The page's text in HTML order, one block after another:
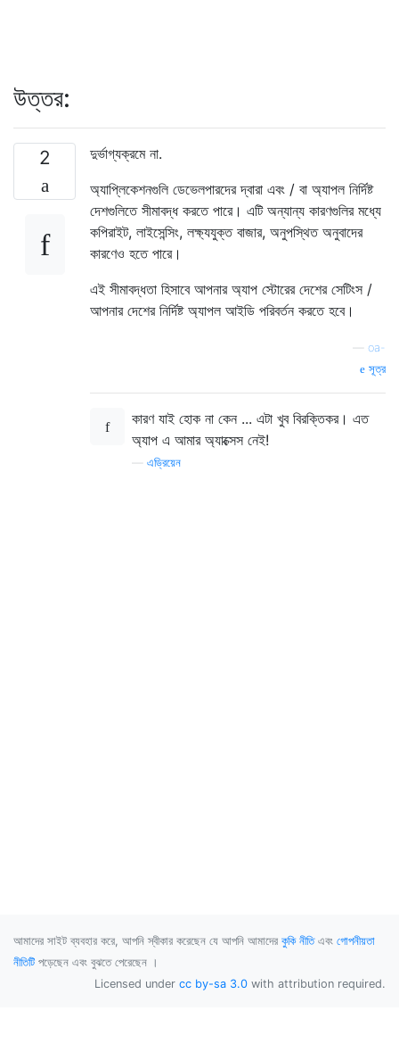
উত্তর:
2
দুর্ভাগ্যক্রমে না.
অ্যাপ্লিকেশনগুলি ডেভেলপারদের দ্বারা এবং / বা অ্যাপল নির্দিষ্ট
দেশগুলিতে সীমাবদ্ধ করতে পারে। এটি অন্যান্য কারণগুলির মধ্যে
কপিরাইট, লাইসেন্সিং, লক্ষ্যযুক্ত বাজার, অনুপস্থিত অনুবাদের
কারণেও হতে পারে।
এই সীমাবদ্ধতা হিসাবে আপনার অ্যাপ স্টোরের দেশের সেটিংস /
আপনার দেশের নির্দিষ্ট অ্যাপল আইডি পরিবর্তন করতে হবে।
oa-
সূত্র
কারণ যাই হোক না কেন ... এটা খুব বিরক্তিকর। এত
অ্যাপ এ আমার অ্যাক্সেস নেই!
এড্রিয়েন
আমাদের সাইট ব্যবহার করে, আপনি স্বীকার করেছেন যে আপনি আমাদের কুকি নীতিএবং গোপনীয়তা
নীতিটি পড়েছেন এবং বুঝতে পেরেছেন ।
Licensed under cc by-sa 3.0 with attribution required.